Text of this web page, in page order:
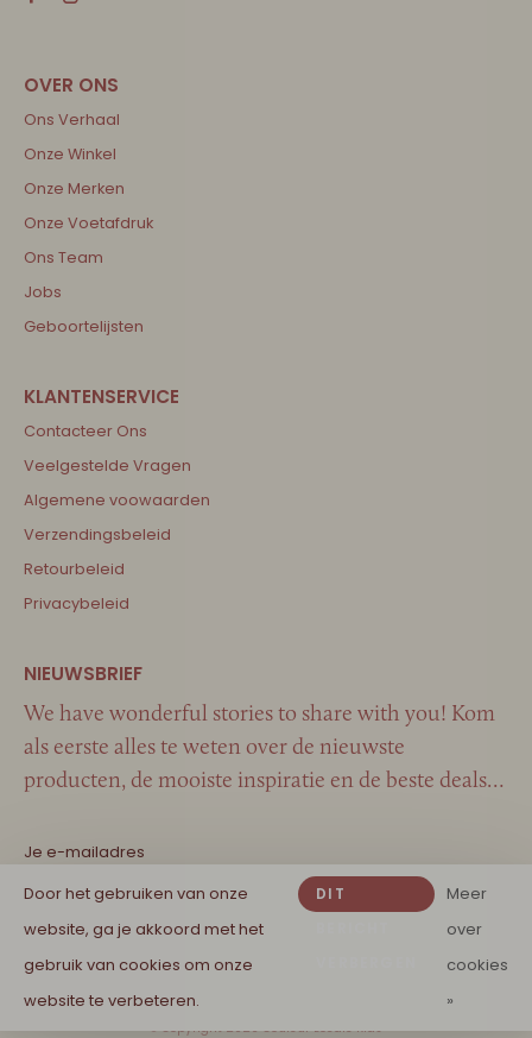
Ons Verhaal
Onze Winkel
Onze Merken
Onze Voetafdruk
Ons Team
Jobs
Geboortelijsten
Contacteer Ons
Veelgestelde Vragen
Algemene voowaarden
Verzendingsbeleid
Retourbeleid
Privacybeleid
We have wonderful stories to share with you! Kom
als eerste alles te weten over de nieuwste
producten, de mooiste inspiratie en de beste deals…
© Copyright 2026 Couleur Locale Kids
Door het gebruiken van onze
website, ga je akkoord met het
gebruik van cookies om onze
website te verbeteren.
DIT
Meer
over
cookies
»